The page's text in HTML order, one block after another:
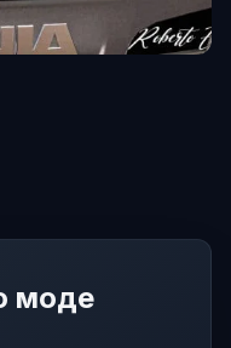
моде